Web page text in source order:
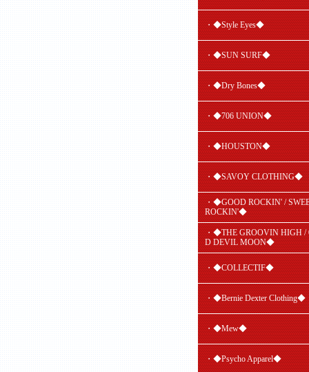
・◆Style Eyes◆
・◆SUN SURF◆
・◆Dry Bones◆
・◆706 UNION◆
・◆HOUSTON◆
・◆SAVOY CLOTHING◆
・◆GOOD ROCKIN' /
ROCKIN'◆
・◆THE GROOVIN HIGH /
D DEVIL MOON◆
・◆COLLECTIF◆
・◆Bernie Dexter Clothing◆
・◆Mew◆
・◆Psycho Apparel◆